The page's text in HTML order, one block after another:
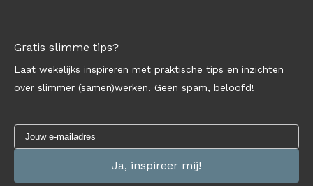
Gratis slimme tips?
Laat wekelijks inspireren met praktische tips en inzichten
over slimmer (samen)werken. Geen spam, beloofd!